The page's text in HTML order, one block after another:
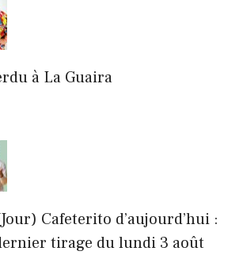
à La Guaira
Cafeterito d’aujourd’hui :
tirage du lundi 3 août